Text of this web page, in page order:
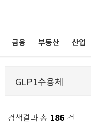
금융 부동산 산업
검색결과 총 186 건